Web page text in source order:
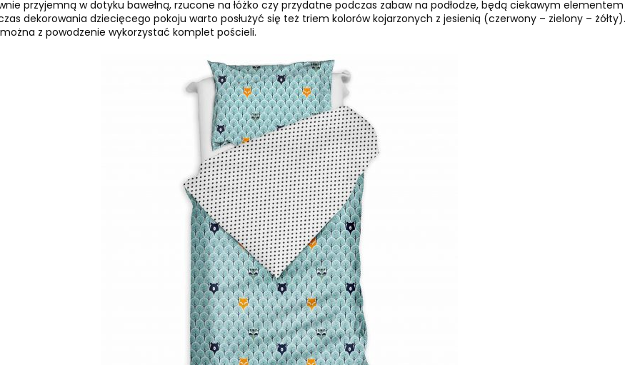
przyjemną w dotyku bawełną, rzucone na łóżko czy przydatne podczas zabaw na podłodze, będą ciekawym elementem
dekorowania dziecięcego pokoju warto posłużyć się też triem kolorów kojarzonych z jesienią (czerwony – zielony – żółty).
z powodzenie wykorzystać komplet pościeli.